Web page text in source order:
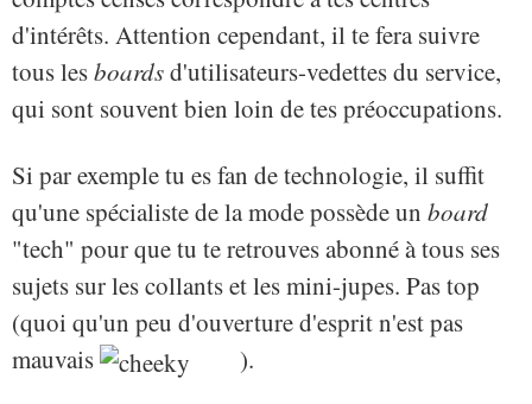
d'intérêts. Attention cependant, il te fera suivre
tous lesboardsd'utilisateurs-vedettes du service,
qui sont souvent bien loin de tes préoccupations.
Si par exemple tu es fan de technologie, il suffit
qu'une spécialiste de la mode possède un board
"tech" pour que tu te retrouves abonné à tous ses
sujets sur les collants et les mini-jupes. Pas top
(quoi qu'un peu d'ouverture d'esprit n'est pas
mauvais
).